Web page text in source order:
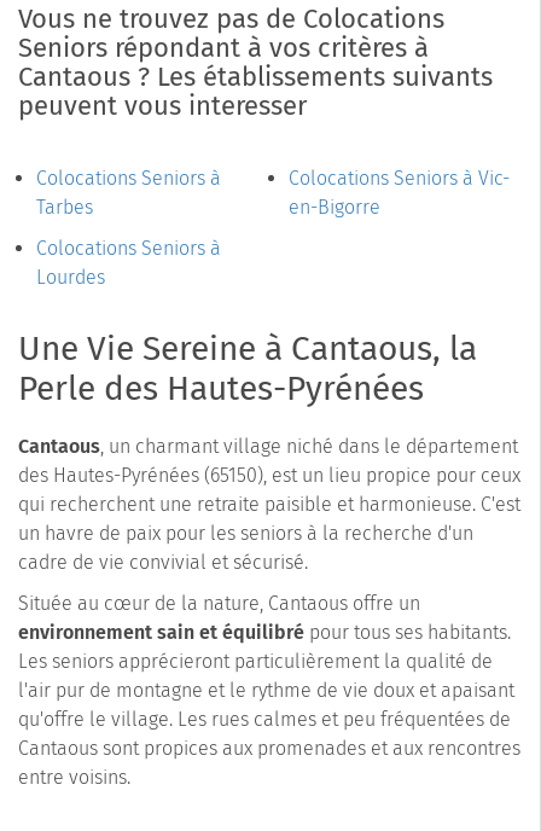
Vous ne trouvez pas de Colocations
Seniors répondant à vos critères à
Cantaous ? Les établissements suivants
peuvent vous interesser
Colocations Seniors à
Tarbes
Colocations Seniors à
Lourdes
Colocations Seniors à Vic-
en-Bigorre
Une Vie Sereine à Cantaous, la
Perle des Hautes-Pyrénées
Cantaous , un charmant village niché dans le département
des Hautes-Pyrénées (65150), est un lieu propice pour ceux
qui recherchent une retraite paisible et harmonieuse. C'est
un havre de paix pour les seniors à la recherche d'un
cadre de vie convivial et sécurisé.
Située au cœur de la nature, Cantaous offre un
environnement sain et équilibré pour tous ses habitants.
Les seniors apprécieront particulièrement la qualité de
l'air pur de montagne et le rythme de vie doux et apaisant
qu'offre le village. Les rues calmes et peu fréquentées de
Cantaous sont propices aux promenades et aux rencontres
entre voisins.